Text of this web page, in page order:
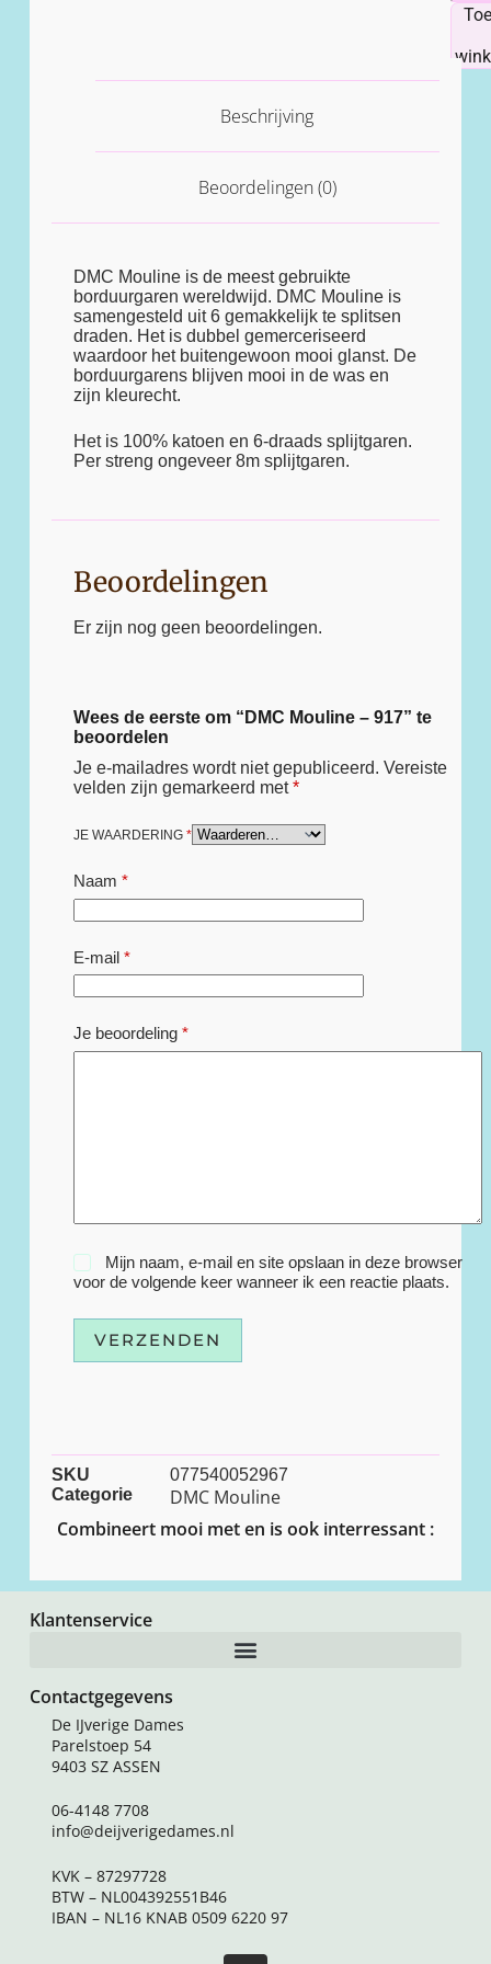
Beschrijving
Beoordelingen (0)
DMC Mouline is de meest gebruikte
borduurgaren wereldwijd. DMC Mouline is
samengesteld uit 6 gemakkelijk te splitsen
draden. Het is dubbel gemerceriseerd
waardoor het buitengewoon mooi glanst. De
borduurgarens blijven mooi in de was en
zijn kleurecht.
Het is 100% katoen en 6-draads splijtgaren.
Per streng ongeveer 8m splijtgaren.
Beoordelingen
Er zijn nog geen beoordelingen.
Wees de eerste om “DMC Mouline – 917” te
beoordelen
Je e-mailadres wordt niet gepubliceerd. Vereiste
velden zijn gemarkeerd met*
JE WAARDERING *
Naam *
E-mail*
Je beoordeling *
Mijn naam, e-mail en site opslaan in deze browser
voor de volgende keer wanneer ik een reactie plaats.
VERZENDEN
SKU
077540052967
Categorie
DMC Mouline
Combineert mooi met en is ook interressant :
Klantenservice
Contactgegevens
De IJverige Dames
Parelstoep 54
9403 SZ ASSEN
06-4148 7708
info@deijverigedames.nl
KVK – 87297728
BTW – NL004392551B46
IBAN – NL16 KNAB 0509 6220 97